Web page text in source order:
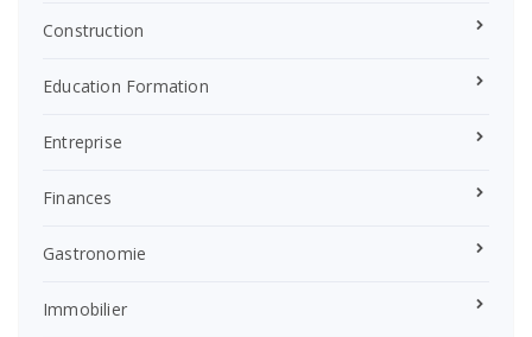
Construction
Education Formation
Entreprise
Finances
Gastronomie
Immobilier